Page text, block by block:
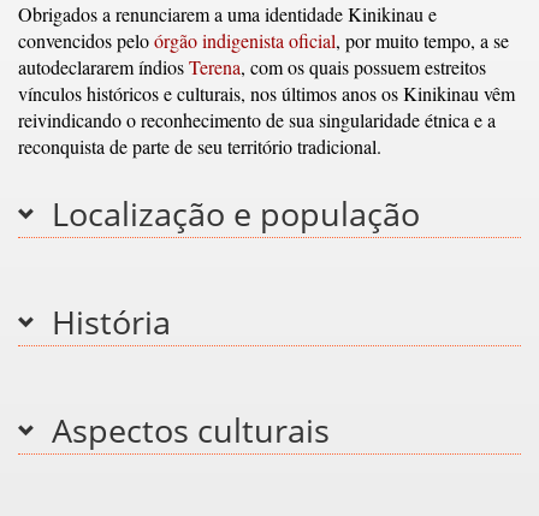
Obrigados a renunciarem a uma identidade Kinikinau e
convencidos peloórgão indigenista oficial, por muito tempo, a se
autodeclararem índiosTerena, com os quais possuem estreitos
vínculos históricos e culturais, nos últimos anos os Kinikinau vêm
reivindicando o reconhecimento de sua singularidade étnica e a
reconquista de parte de seu território tradicional.
Localização e população
História
Aspectos culturais